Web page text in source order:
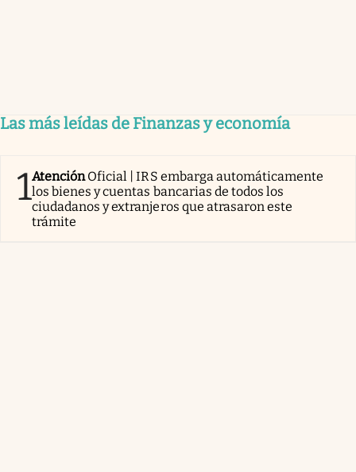
Las más leídas de Finanzas y economía
1AtenciónOficial | IRS embarga automáticamente
los bienes y cuentas bancarias de todos los
ciudadanos y extranjeros que atrasaron este
trámite